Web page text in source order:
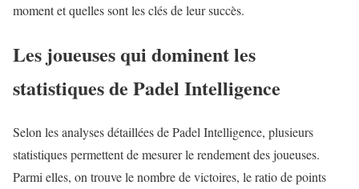
moment et quelles sont les clés de leur succès.
Les joueuses qui dominent les
statistiques de Padel Intelligence
Selon les analyses détaillées de Padel Intelligence, plusieurs
statistiques permettent de mesurer le rendement des joueuses.
Parmi elles, on trouve le nombre de victoires, le ratio de points